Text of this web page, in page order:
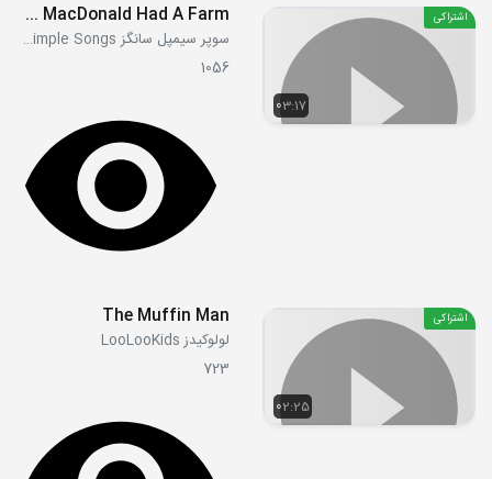
03:17
اشتراکی Old MacDonald Had A Farm
سوپر سیمپل سانگز Super Simple Songs
1056
02:25
اشتراکی The Muffin Man
لولوکیدز LooLooKids
723